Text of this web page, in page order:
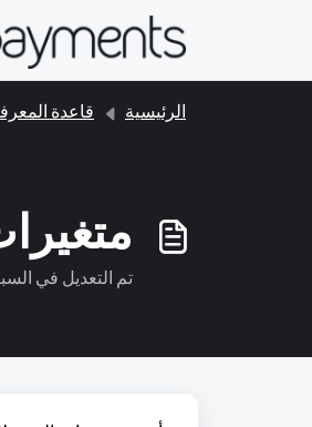
التخطّي إلى المحتوى
الرئيسية قاعدة
تم التعديل في السبت, 28 سبتمبر, 2024